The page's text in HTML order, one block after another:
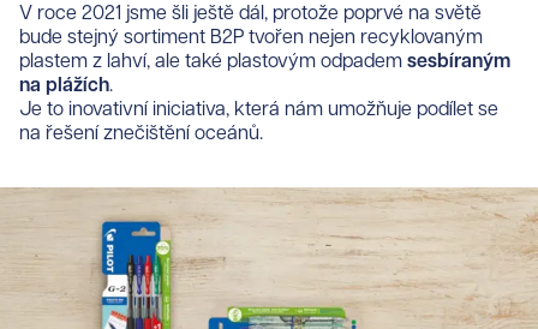
V roce 2021 jsme šli ještě dál, protože poprvé na světě
bude stejný sortiment B2P tvořen nejen recyklovaným
plastem z lahví, ale také plastovým odpadem sesbíraným
na plážích.
Je to inovativní iniciativa, která nám umožňuje podílet se
na řešení znečištění oceánů.